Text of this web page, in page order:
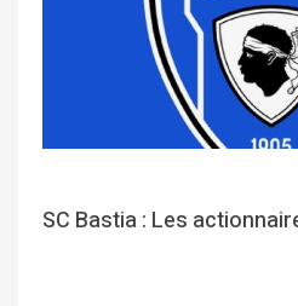
SC Bastia : Les